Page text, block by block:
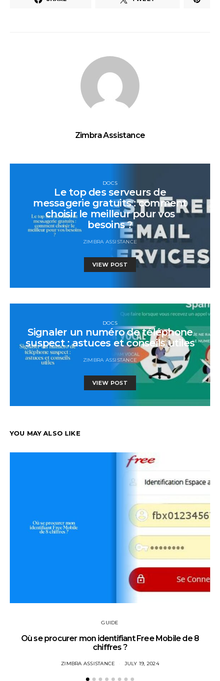
Zimbra Assistance
DOCS
Le top des serveurs de
messagerie gratuits : comment
choisir le meilleur pour vos
besoins ?
ZIMBRA ASSISTANCE
VIEW POST
DOCS
Signaler un numéro de téléphone
suspect : astuces et conseils utiles
ZIMBRA ASSISTANCE
VIEW POST
YOU MAY ALSO LIKE
GUIDE
Où se procurer mon identifiant Free Mobile de 8
chiffres ?
ZIMBRA ASSISTANCE JULY 19, 2024